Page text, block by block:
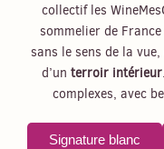
collectif les
sommelier de
sans le sens de la
d’un terroir intérieur
complexes, avec
Signature blanc